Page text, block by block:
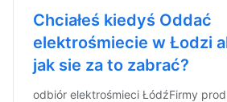
Chciałeś kiedyś Oddać
elektrośmiecie w Łodzi
jak sie za to zabrać?
odbiór elektrośmieci ŁódźFirmy